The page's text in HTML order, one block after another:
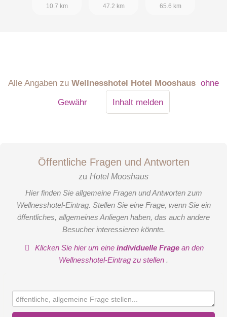
10.7 km
47.2 km
65.6 km
Alle Angaben zuWellnesshotel Hotel Mooshaus ohne
Gewähr
Inhalt melden
Öffentliche Fragen und Antworten
zu Hotel Mooshaus
Hier finden Sie allgemeine Fragen und Antworten zum
Wellnesshotel-Eintrag. Stellen Sie eine Frage, wenn Sie ein
öffentliches, allgemeines Anliegen haben, das auch andere
Besucher interessieren könnte.
Klicken Sie hier um eineindividuelle Frage an den
Wellnesshotel-Eintrag zu stellen .